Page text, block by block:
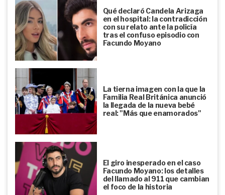
Qué declaró Candela Arizaga
en el hospital: la contradicción
con su relato ante la policía
tras el confuso episodio con
Facundo Moyano
La tierna imagen con la que la
Familia Real Británica anunció
la llegada de la nueva bebé
real: "Más que enamorados"
El giro inesperado en el caso
Facundo Moyano: los detalles
del llamado al 911 que cambian
el foco de la historia